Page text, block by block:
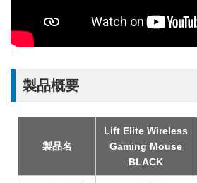
製品概要
製品名
Lift Elite Wireless
Gaming Mouse
BLACK